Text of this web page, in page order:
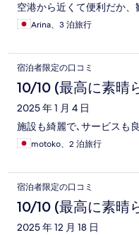
空港から近くて便利だか
Arina、3 泊旅行
宿泊者限定の口コミ
10/10 (最高に素晴
2025 年 1 月 4 日
施設も綺麗で､サービスも
motoko、2 泊旅行
宿泊者限定の口コミ
10/10 (最高に素晴
2025 年 12 月 18 日